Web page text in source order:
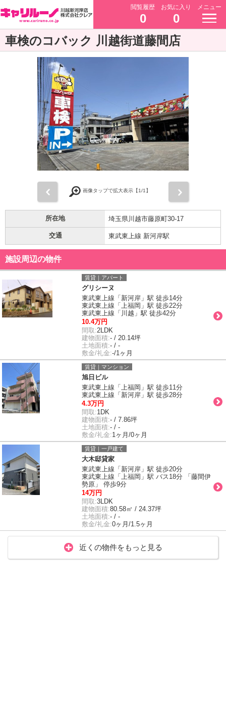
閲覧履歴
0
お気に入り
0
メニュー
車検のコバック 川越街道藤間店
画像タップで拡大表示【1/1】
所在地 埼玉県川越市藤原町30-17
交通 東武東上線 新河岸駅
施設周辺の物件
賃貸｜アパート
グリシーヌ
東武東上線「新河岸」駅 徒歩14分
東武東上線「上福岡」駅 徒歩22分
東武東上線「川越」駅 徒歩42分
10.4万円
間取:2LDK
建物面積:- / 20.14坪
土地面積:- / -
敷金/礼金:-/1ヶ月
賃貸｜マンション
旭日ビル
東武東上線「上福岡」駅 徒歩11分
東武東上線「新河岸」駅 徒歩28分
4.3万円
間取:1DK
建物面積:- / 7.86坪
土地面積:- / -
敷金/礼金:1ヶ月/0ヶ月
賃貸｜一戸建て
大木邸貸家
東武東上線「新河岸」駅 徒歩20分
東武東上線「上福岡」駅 バス18分 「藤間伊
勢原」 停歩9分
14万円
間取:3LDK
建物面積:80.58㎡ / 24.37坪
土地面積:- / -
敷金/礼金:0ヶ月/1.5ヶ月
近くの物件をもっと見る